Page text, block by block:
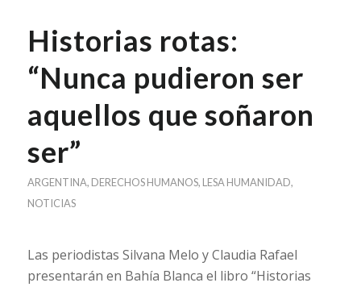
Historias rotas:
“Nunca pudieron ser
aquellos que soñaron
ser”
ARGENTINA, DERECHOS HUMANOS, LESA HUMANIDAD,
NOTICIAS
Las periodistas Silvana Melo y Claudia Rafael
presentarán en Bahía Blanca el libro “Historias